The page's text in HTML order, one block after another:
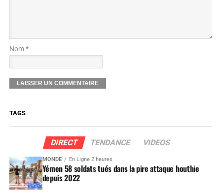
Nom *
TAGS
DIRECT TENDANCE VIDEOS
MONDE En Ligne 2 heures
Yémen 58 soldats tués dans la pire attaque houthie
depuis 2022